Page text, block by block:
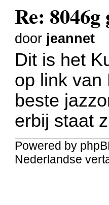
Re:
door jeannet
Dit is het
op link van
beste
erbij staat
Powered by
Nederlandse